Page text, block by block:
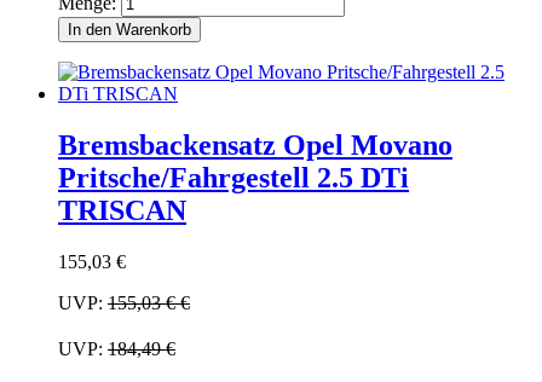
In den Warenkorb
Bremsbackensatz Opel Movano
Pritsche/Fahrgestell 2.5 DTi
TRISCAN
155,03 €
UVP: 155,03 €€
UVP: 184,49 €